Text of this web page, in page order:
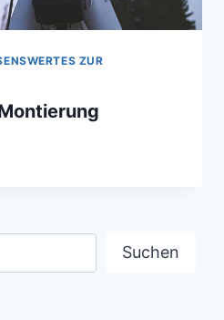
ZUR
Suchen